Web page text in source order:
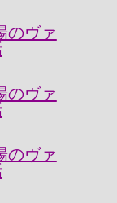
のヴァ
のヴァ
のヴァ